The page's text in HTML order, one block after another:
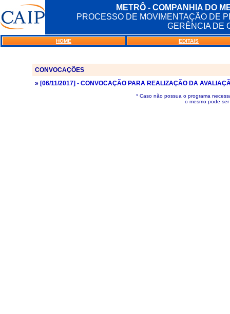
METRÔ - COMPANHIA DO
PROCESSO DE MOVIMENTAÇÃO DE
GERÊNCIA DE
HOME EDITAIS
CONVOCAÇÕES
» [06/11/2017] - CONVOCAÇÃO PARA REALIZAÇÃO DA
* Caso não possua o programa
o mesmo pode